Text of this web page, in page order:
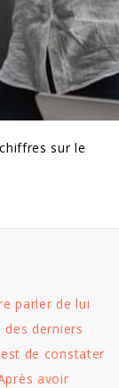
sur le
parler de lui
des derniers
de constater
avoir